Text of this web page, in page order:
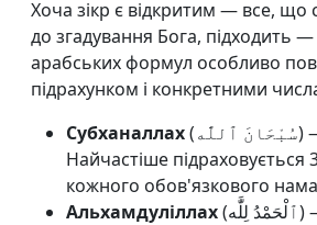
Хоча зікр є відкритим — все, що
до згадування Бога, підходить —
арабських формул особливо
підрахунком і конкретними
Субханаллах(سُبْحَانَ ٱللَّٰه) — "Слава Богу."
Найчастіше підраховується
кожного обов'язкового
Альхамдуліллах(ٱلْحَمْدُ لِلَّٰه) — "Уся хвала